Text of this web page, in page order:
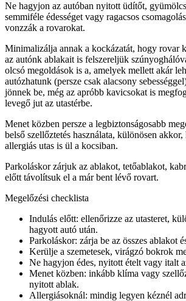
Ne hagyjon az autóban nyitott üdítőt,
semmiféle édességet vagy ragacsos
vonzzák a rovarokat.
Minimalizálja annak a kockázatát, hogy rovar
az autónk ablakait is felszereljük
olcsó megoldások is a, amelyek mellett akár
autózhatunk (persze csak alacsony
jönnek be, még az apróbb kavicsokat is
levegő jut az utastérbe.
Menet közben persze a legbiztonságosabb
belső szellőztetés használata, különösen akkor,
allergiás utas is ül a kocsiban.
Parkoláskor zárjuk az ablakot, tetőablakot,
előtt távolítsuk el a már bent lévő rovart.
Megelőzési checklista
Indulás előtt: ellenőrizze az utasteret,
hagyott autó után.
Parkoláskor: zárja be az összes ablakot
Kerülje a szemetesek, virágzó bokrok
Ne hagyjon édes, nyitott ételt vagy italt
Menet közben: inkább klíma vagy
nyitott ablak.
Allergiásoknál: mindig legyen kéznél